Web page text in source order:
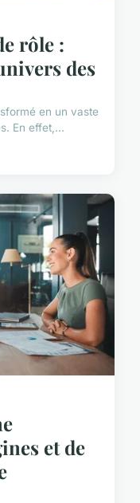
rôle :
des
en un vaste
En effet,...
et de